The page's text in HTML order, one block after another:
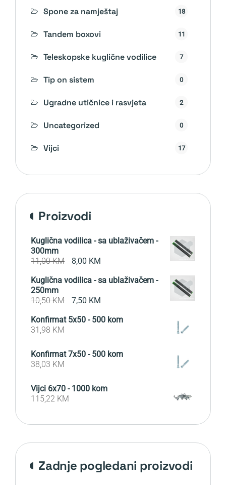
Spone za namještaj 18
Tandem boxovi 11
Teleskopske kuglične vodilice 7
Tip on sistem 0
Ugradne utičnice i rasvjeta 2
Uncategorized 0
Vijci 17
proizvodi
Kuglična vodilica - sa ublaživačem -
300mm
11,00KM
Original
was:
8,00 KM
is:
Kuglična vodilica - sa ublaživačem -
250mm
10,50KM
Original
was:
7,50 KM
is:
Konfirmat 5x50 - 500 kom
31,98 KM
Konfirmat 7x50 - 500 kom
38,03 KM
Vijci 6x70 - 1000 kom
115,22 KM
zadnje pogledani proizvodi